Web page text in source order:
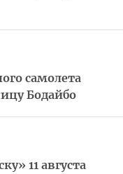
самолета
Бодайбо
11 августа